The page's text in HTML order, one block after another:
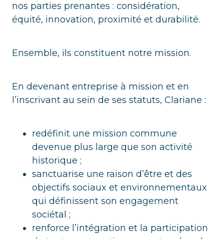
nos parties prenantes : considération,
équité, innovation, proximité et durabilité.
Ensemble, ils constituent notre mission.
En devenant entreprise à mission et en
l’inscrivant au sein de ses statuts, Clariane :
redéfinit une mission commune
devenue plus large que son activité
historique ;
sanctuarise une raison d’être et des
objectifs sociaux et environnementaux
qui définissent son engagement
sociétal ;
renforce l’intégration et la participation